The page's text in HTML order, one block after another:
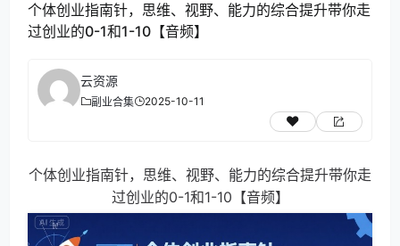
个体创业指南针，思维、视野、能力的综合提升带你走
过创业的0-1和1-10【音频】
云资源
副业合集 2025-10-11
个体创业指南针，思维、视野、能力的综合提升带你走
过创业的0-1和1-10【音频】